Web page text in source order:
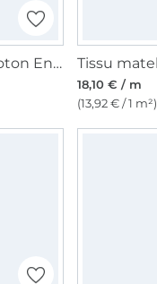
Tissu voile de coton Enjoy Sorbet Beach abstract ornaments, aqua
18,10 € / m
(13,92 € / 1 m²)